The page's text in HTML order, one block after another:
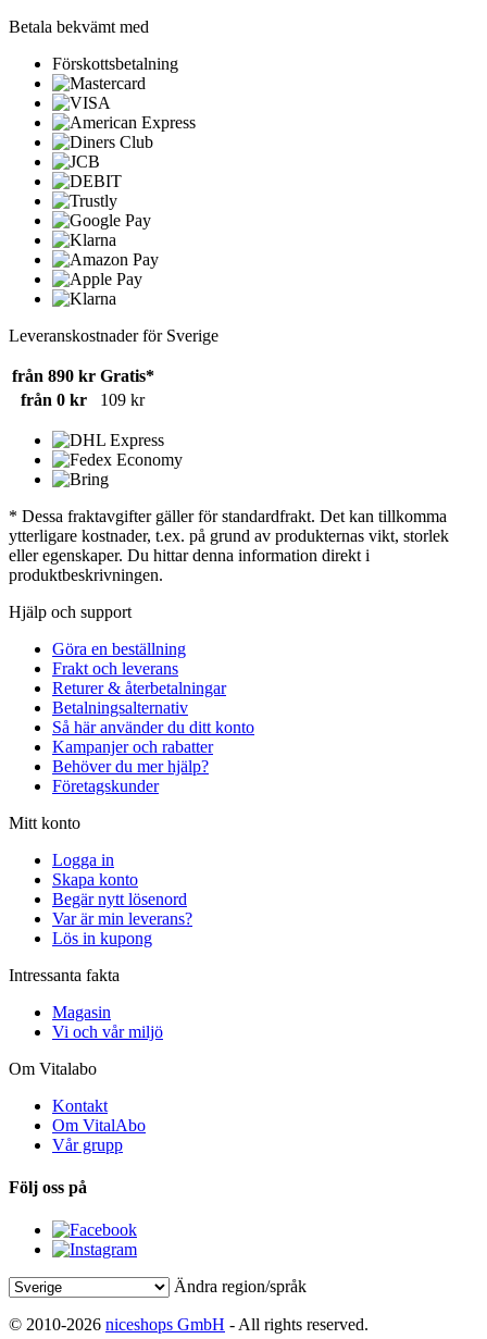
Betala bekvämt med
Förskottsbetalning
Leveranskostnader för Sverige
från 890 kr Gratis*
från 0 kr
109 kr
* Dessa fraktavgifter gäller för standardfrakt. Det kan tillkomma
ytterligare kostnader, t.ex. på grund av produkternas vikt, storlek
eller egenskaper. Du hittar denna information direkt i
produktbeskrivningen.
Hjälp och support
Göra en beställning
Frakt och leverans
Returer & återbetalningar
Betalningsalternativ
Så här använder du ditt konto
Kampanjer och rabatter
Behöver du mer hjälp?
Företagskunder
Mitt konto
Logga in
Skapa konto
Begär nytt lösenord
Var är min leverans?
Lös in kupong
Intressanta fakta
Magasin
Vi och vår miljö
Om Vitalabo
Kontakt
Om VitalAbo
Vår grupp
Följ oss på
Ändra region/språk
© 2010-2026 niceshops GmbH - All rights reserved.